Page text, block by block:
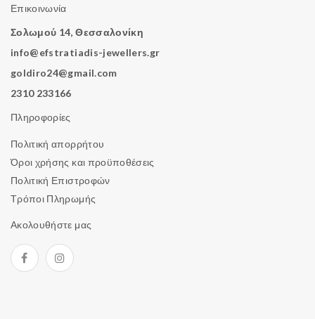
Επικοινωνία
Σολωμού 14, Θεσσαλονίκη
info@efstratiadis-jewellers.gr
goldiro24@gmail.com
2310 233166
Πληροφορίες
Πολιτική απορρήτου
Όροι χρήσης και προϋποθέσεις
Πολιτική Επιστροφών
Τρόποι Πληρωμής
Ακολουθήστε μας